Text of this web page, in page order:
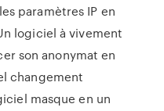
paramètres IP en
logiciel à vivement
son anonymat en
changement
masque en un